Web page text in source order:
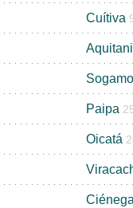
Cuítiva
Paipa
Oicatá
Ciénega